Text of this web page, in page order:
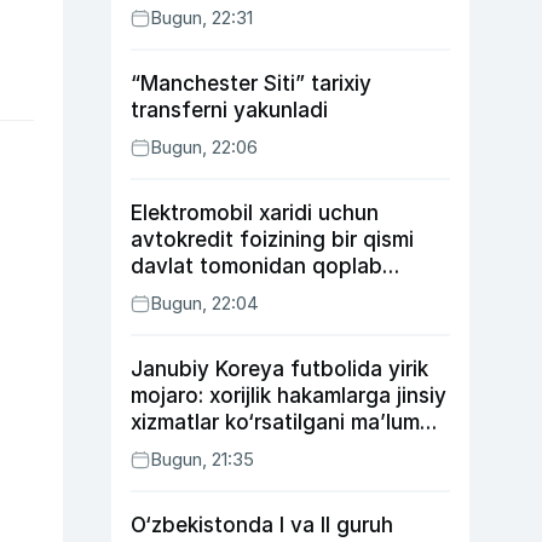
Bugun, 22:31
“Manchester Siti” tarixiy
transferni yakunladi
Bugun, 22:06
Elektromobil xaridi uchun
avtokredit foizining bir qismi
davlat tomonidan qoplab
berilishi mumkin
Bugun, 22:04
Janubiy Koreya futbolida yirik
mojaro: xorijlik hakamlarga jinsiy
xizmatlar ko‘rsatilgani ma’lum
qilindi
Bugun, 21:35
O‘zbekistonda I va II guruh